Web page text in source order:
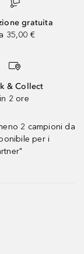
gratuita
35,00 €
& Collect
in 2 ore
2 campioni da
per i